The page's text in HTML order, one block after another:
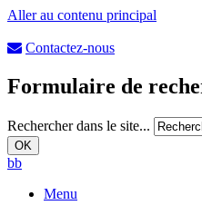
Aller au contenu principal
Contactez-nous
Formulaire de
Rechercher dans le site...
bb
Menu